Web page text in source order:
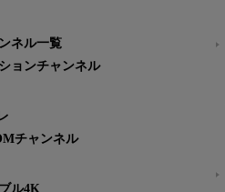
ネル一覧
ョンチャンネル
チャンネル
ル4K